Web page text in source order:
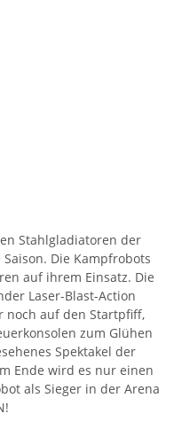
Stahlgladiatoren der
Die Kampfrobots
auf ihrem Einsatz. Die
Laser-Blast-Action
noch auf den Startpfiff,
zum Glühen
Spektakel der
Ende wird es nur einen
als Sieger in der Arena